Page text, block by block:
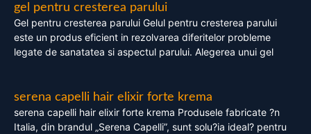
gel pentru cresterea parului
Gel pentru cresterea parului Gelul pentru cresterea parului
este un produs eficient in rezolvarea diferitelor probleme
legate de sanatatea si aspectul parului. Alegerea unui gel
serena capelli hair elixir forte krema
serena capelli hair elixir forte krema Produsele fabricate ?n
Italia, din brandul „Serena Capelli”, sunt solu?ia ideal? pentru